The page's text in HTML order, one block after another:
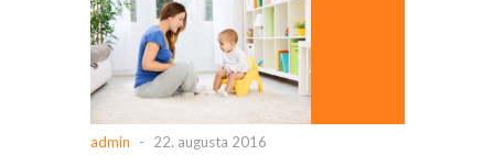
admin - 22. augusta 2016